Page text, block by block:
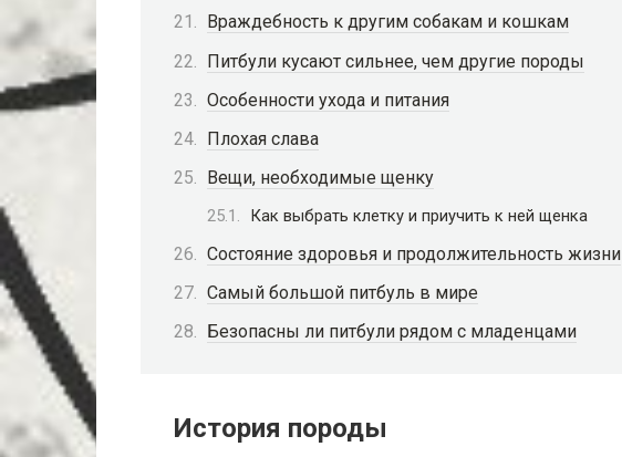
Враждебность к другим собакам и кошкам
Питбули кусают сильнее, чем другие породы
Особенности ухода и питания
Плохая слава
Вещи, необходимые щенку
Как выбрать клетку и приучить к ней щенка
Состояние здоровья и продолжительность жизни
Самый большой питбуль в мире
Безопасны ли питбули рядом с младенцами
История породы